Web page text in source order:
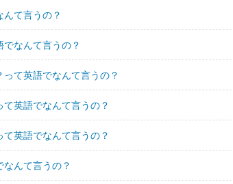
て言うの？
なんて言うの？
て英語でなんて言うの？
英語でなんて言うの？
英語でなんて言うの？
んて言うの？